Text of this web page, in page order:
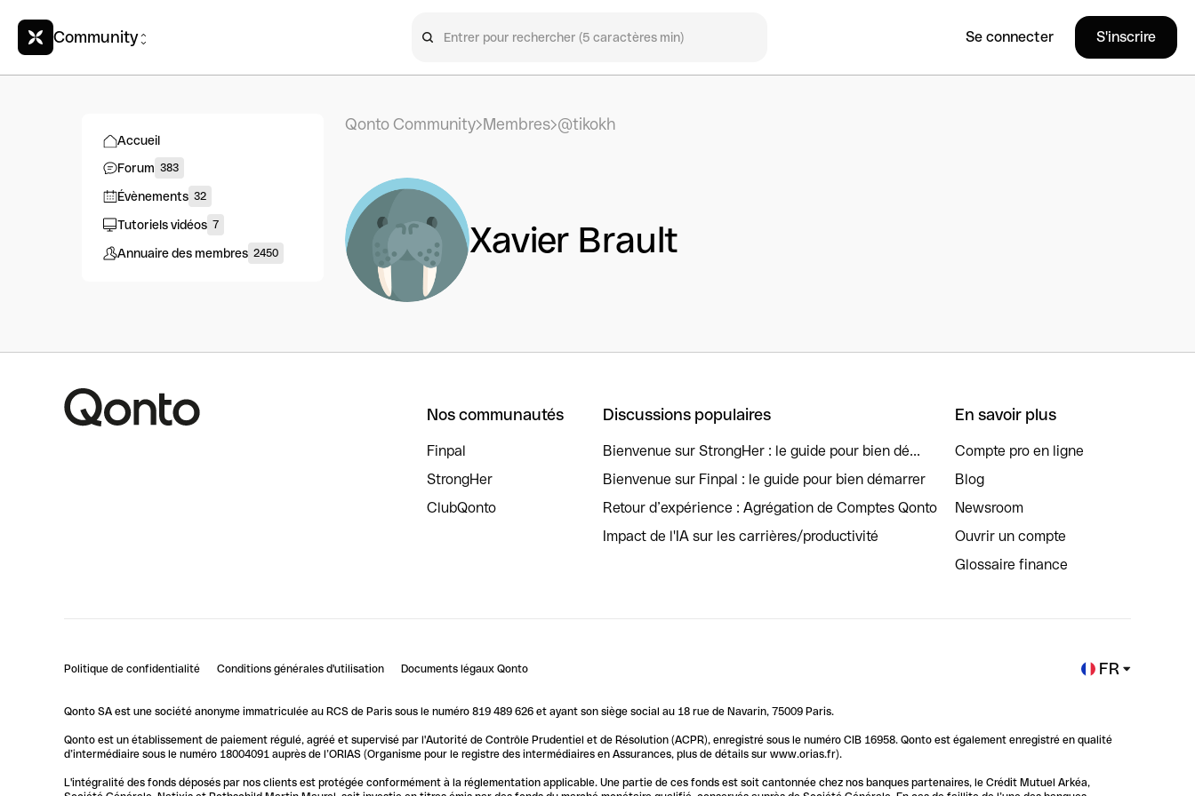
Community Se connecter S'inscrire
Accueil
Forum 383
Évènements 32
Tutoriels vidéos 7
Annuaire des membres 2450
Qonto Community Membres @tikokh
Xavier Brault
Nos communautés
Finpal
StrongHer
ClubQonto
Discussions populaires
Bienvenue sur StrongHer : le guide pour bien dé...
Bienvenue sur Finpal : le guide pour bien démarrer
Retour d’expérience : Agrégation de Comptes Qonto
Impact de l'IA sur les carrières/productivité
En savoir plus
Compte pro en ligne
Blog
Newsroom
Ouvrir un compte
Glossaire finance
Politique de confidentialité Conditions générales d'utilisation Documents légaux Qonto FR
Qonto SA est une société anonyme immatriculée au RCS de Paris sous le numéro 819 489 626 et ayant son siège social au 18 rue de Navarin, 75009 Paris.
Qonto est un établissement de paiement régulé, agréé et supervisé par l'Autorité de Contrôle Prudentiel et de Résolution (ACPR), enregistré sous le numéro CIB 16958. Qonto est également enregistré en qualité
d’intermédiaire sous le numéro 18004091 auprès de l’ORIAS (Organisme pour le registre des intermédiaires en Assurances, plus de détails sur www.orias.fr).
L'intégralité des fonds déposés par nos clients est protégée conformément à la réglementation applicable. Une partie de ces fonds est soit cantonnée chez nos banques partenaires, le Crédit Mutuel Arkéa,